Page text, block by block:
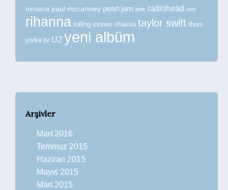
nirvana paul mccartney pearl jam pink radiohead rem
rihanna rolling stones shakira taylor swift thom
yorke tv U2 yeni albüm
Arşivler
Mart 2016
Temmuz 2015
Haziran 2015
Mayıs 2015
Mart 2015